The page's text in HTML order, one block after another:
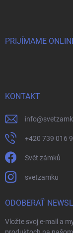
PRIJÍMAME
KONTAKT
info@
+420 739 016
Svět zámků
svetzamku
ODOBERAŤ
Vložte svoj e-mail a